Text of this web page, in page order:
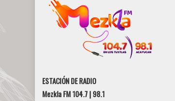
ESTACIÓN DE RADIO
Mezkla FM 104.7 | 98.1